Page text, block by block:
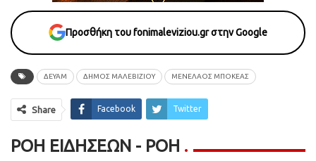
Προσθήκη του fonimaleviziou.gr στην Google
ΔΕΥΑΜ ΔΗΜΟΣ ΜΑΛΕΒΙΖΙΟΥ ΜΕΝΕΛΑΟΣ ΜΠΟΚΕΑΣ
Share Facebook Twitter
ΡΟΉ ΕΙΔΉΣΕΩΝ - ΡΟΗ